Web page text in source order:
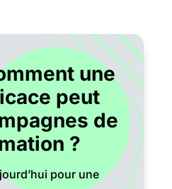
une
peut
de
?
pour une